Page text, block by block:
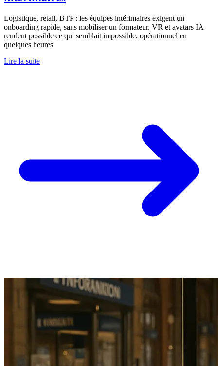
Logistique, retail, BTP : les équipes intérimaires exigent un
onboarding rapide, sans mobiliser un formateur. VR et avatars IA
rendent possible ce qui semblait impossible, opérationnel en
quelques heures.
Lire la suite